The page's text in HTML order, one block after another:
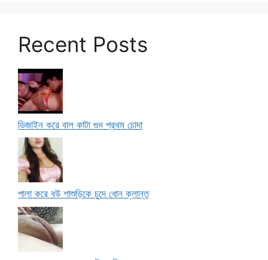
Recent Posts
ডিজাইন করে বাল কাটা গুদ প্রথম চোদা
পালা করে বউ শাশুড়িকে চুদে ধোন ক্লান্ত